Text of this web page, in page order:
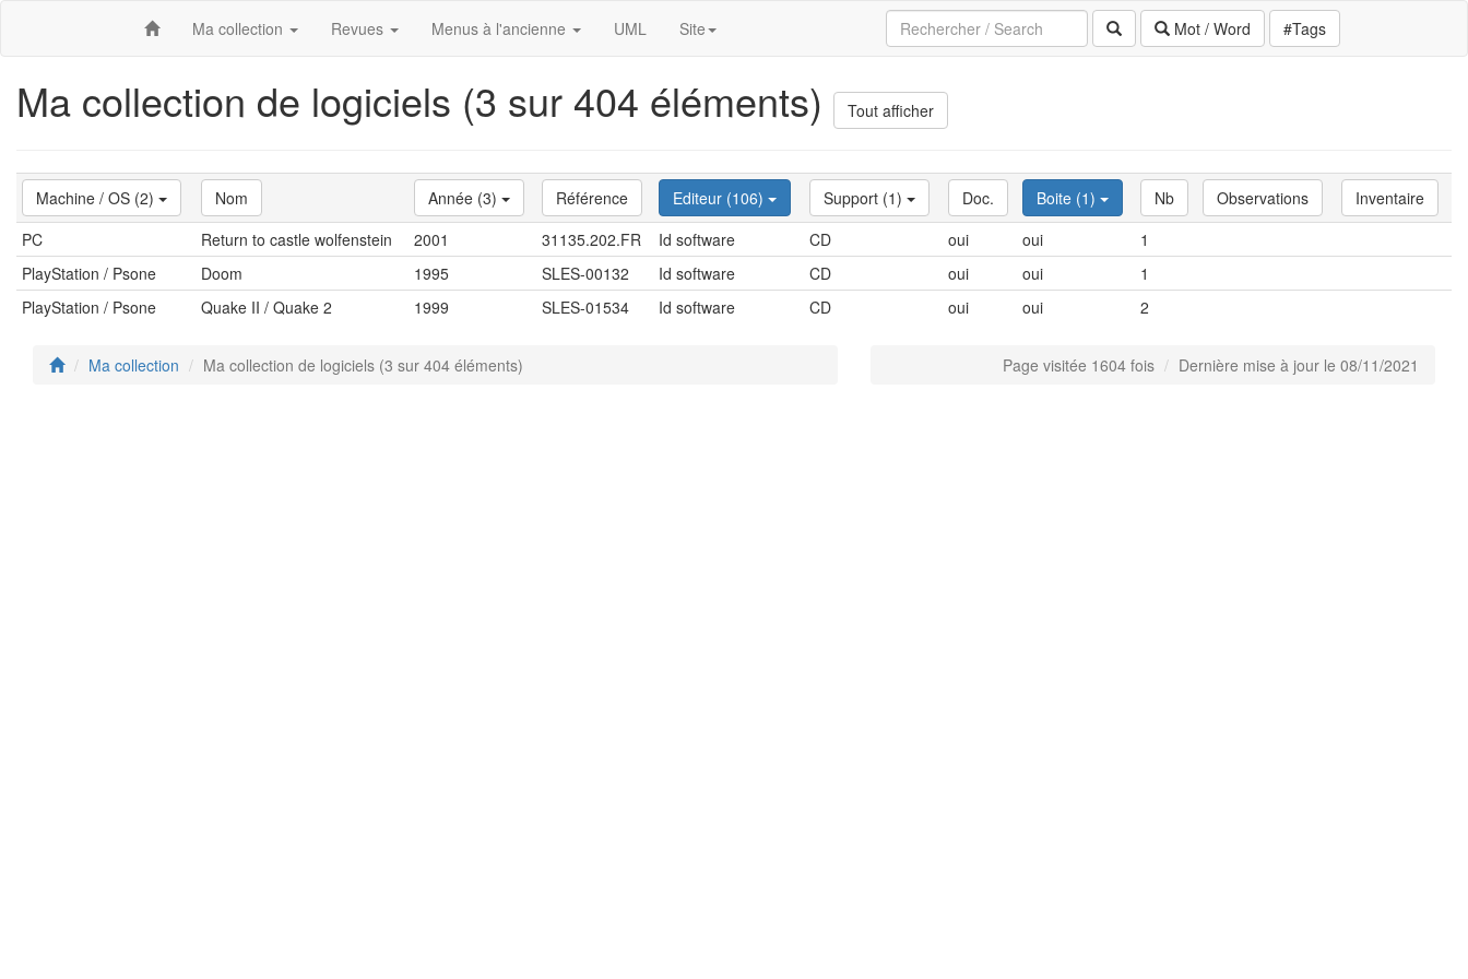
Ma collection Revues Menus à l'ancienne UML Site Mot / Word #Tags
Ma collection de logiciels (3 sur 404 éléments) Tout afficher
Machine / OS (2) Nom Année (3) Référence Editeur (106) Support (1) Doc. Boite (1) Nb Observations
Inventaire
PC
Return to castle wolfenstein 2001 31135.202.FR Id software CD oui oui
1
PlayStation / Psone
Doom 1995 SLES-00132 Id software CD oui oui
1
PlayStation / Psone
Quake II / Quake 2 1999 SLES-01534 Id software CD oui oui 2
Ma collection Ma collection de logiciels (3 sur 404 éléments) Page visitée 1604 fois Dernière mise à jour le 08/11/2021